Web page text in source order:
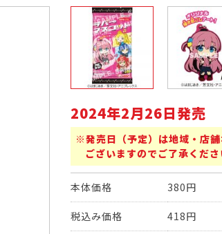
2024年2月26日発売
※発売日（予定）は地域・店
ございますのでご了承くださ
本体価格 380円
税込み価格 418円